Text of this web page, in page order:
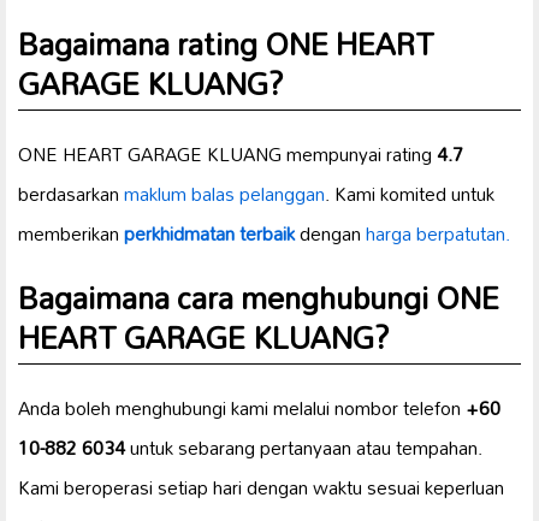
Bagaimana rating ONE HEART
GARAGE KLUANG?
ONE HEART GARAGE KLUANG mempunyai rating4.7
berdasarkanmaklum balas pelanggan. Kami komited untuk
memberikanperkhidmatan terbaikdenganharga berpatutan.
Bagaimana cara menghubungi ONE
HEART GARAGE KLUANG?
Anda boleh menghubungi kami melalui nombor telefon+60
10-882 6034untuk sebarang pertanyaan atau tempahan.
Kami beroperasi setiap hari dengan waktu sesuai keperluan